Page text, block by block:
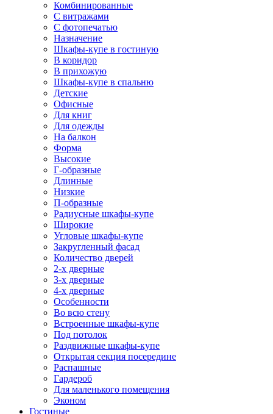
Комбинированные
С витражами
С фотопечатью
Назначение
Шкафы-купе в гостиную
В коридор
В прихожую
Шкафы-купе в спальню
Детские
Офисные
Для книг
Для одежды
На балкон
Форма
Высокие
Г-образные
Длинные
Низкие
П-образные
Радиусные шкафы-купе
Широкие
Угловые шкафы-купе
Закругленный фасад
Количество дверей
2-х дверные
3-х дверные
4-х дверные
Особенности
Во всю стену
Встроенные шкафы-купе
Под потолок
Раздвижные шкафы-купе
Открытая секция посередине
Распашные
Гардероб
Для маленького помещения
Эконом
Гостиные